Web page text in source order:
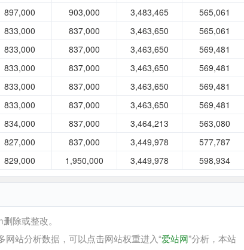
897,000 903,000 3,483,465
565,061
833,000 837,000 3,463,650
565,061
833,000 837,000 3,463,650
569,481
833,000 837,000 3,463,650
569,481
833,000 837,000 3,463,650
569,481
833,000 837,000 3,463,650
569,481
834,000 837,000 3,464,213
563,080
827,000 837,000 3,449,978
577,787
829,000 1,950,000 3,449,978 598,934
除或整改。
站分析数据，可以点击网站权重进入“爱站网”分析，本站